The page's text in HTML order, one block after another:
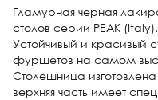
Гламурная черная
столов серии PEAK (Italy).
Устойчивый и красивый
фуршетов на самом
Столешница
верхняя часть имеет